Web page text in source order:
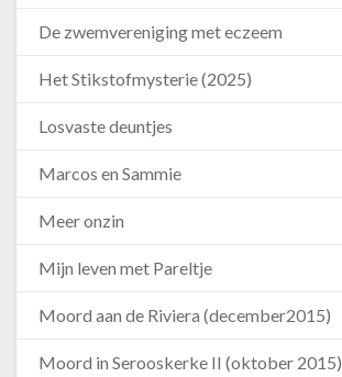
De zwemvereniging met eczeem
Het Stikstofmysterie (2025)
Losvaste deuntjes
Marcos en Sammie
Meer onzin
Mijn leven met Pareltje
Moord aan de Riviera (december2015)
Moord in Serooskerke II (oktober 2015)